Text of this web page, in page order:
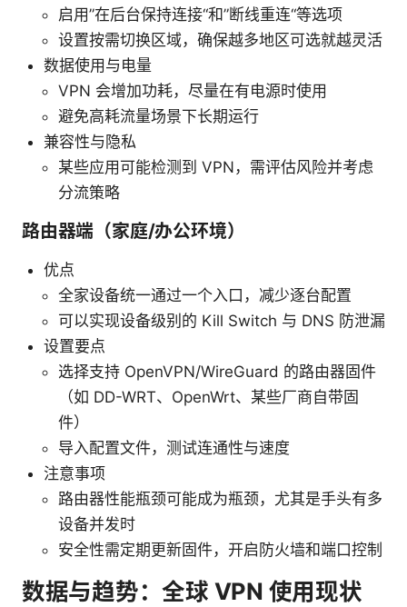
启用”在后台保持连接“和”断线重连“等选项
设置按需切换区域，确保越多地区可选就越灵活
数据使用与电量
VPN 会增加功耗，尽量在有电源时使用
避免高耗流量场景下长期运行
兼容性与隐私
某些应用可能检测到 VPN，需评估风险并考虑
分流策略
路由器端（家庭/办公环境）
优点
全家设备统一通过一个入口，减少逐台配置
可以实现设备级别的 Kill Switch 与 DNS 防泄漏
设置要点
选择支持 OpenVPN/WireGuard 的路由器固件
（如 DD-WRT、OpenWrt、某些厂商自带固
件）
导入配置文件，测试连通性与速度
注意事项
路由器性能瓶颈可能成为瓶颈，尤其是手头有多
设备并发时
安全性需定期更新固件，开启防火墙和端口控制
数据与趋势：全球 VPN 使用现状